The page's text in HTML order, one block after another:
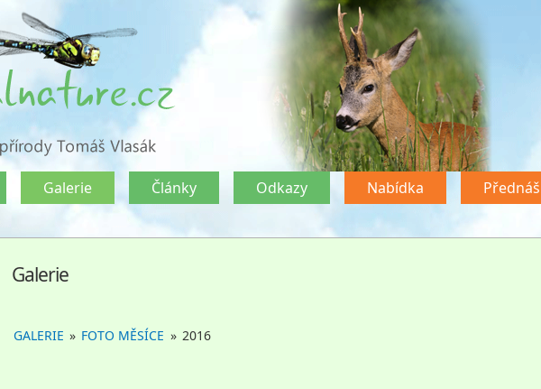
Galerie Články Odkazy Nabídka
Galerie
GALERIE » FOTO MĚSÍCE » 2016